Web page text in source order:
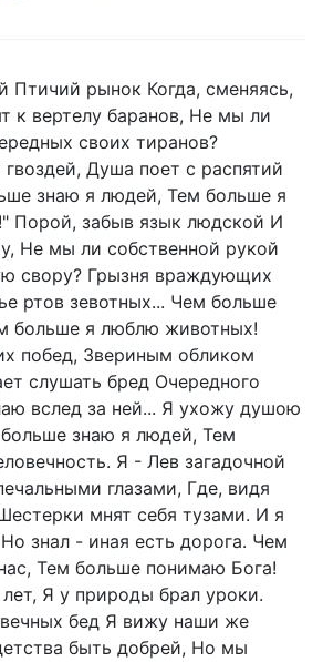
Птичий рынок Когда, сменяясь,
к вертелу баранов, Не мы ли
своих тиранов?
Душа поет с распятий
знаю я людей, Тем больше я
Порой, забыв язык людской И
Не мы ли собственной рукой
свору? Грызня враждующих
ртов зевотных... Чем больше
больше я люблю животных!
побед, Звериным обликом
слушать бред Очередного
вслед за ней... Я ухожу душою
знаю я людей, Тем
Я - Лев загадочной
глазами, Где, видя
мнят себя тузами. И я
знал - иная есть дорога. Чем
Тем больше понимаю Бога!
Я у природы брал уроки.
бед Я вижу наши же
быть добрей, Но мы